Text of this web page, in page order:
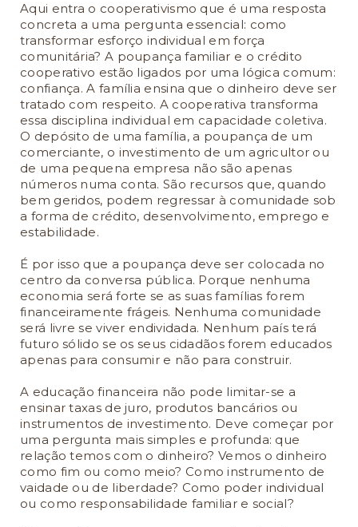
Aqui entra o cooperativismo que é uma resposta
concreta a uma pergunta essencial: como
transformar esforço individual em força
comunitária? A poupança familiar e o crédito
cooperativo estão ligados por uma lógica comum:
confiança. A família ensina que o dinheiro deve ser
tratado com respeito. A cooperativa transforma
essa disciplina individual em capacidade coletiva.
O depósito de uma família, a poupança de um
comerciante, o investimento de um agricultor ou
de uma pequena empresa não são apenas
números numa conta. São recursos que, quando
bem geridos, podem regressar à comunidade sob
a forma de crédito, desenvolvimento, emprego e
estabilidade.
É por isso que a poupança deve ser colocada no
centro da conversa pública. Porque nenhuma
economia será forte se as suas famílias forem
financeiramente frágeis. Nenhuma comunidade
será livre se viver endividada. Nenhum país terá
futuro sólido se os seus cidadãos forem educados
apenas para consumir e não para construir.
A educação financeira não pode limitar-se a
ensinar taxas de juro, produtos bancários ou
instrumentos de investimento. Deve começar por
uma pergunta mais simples e profunda: que
relação temos com o dinheiro? Vemos o dinheiro
como fim ou como meio? Como instrumento de
vaidade ou de liberdade? Como poder individual
ou como responsabilidade familiar e social?